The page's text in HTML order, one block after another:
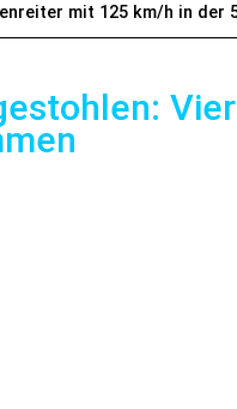
mit 125 km/h in der
Vier